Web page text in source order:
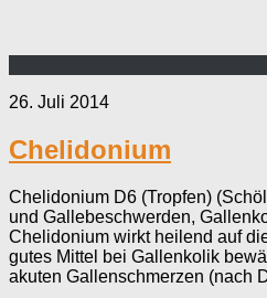
26. Juli 2014
Chelidonium
Chelidonium D6 (Tropfen)
und Gallebeschwerden,
Chelidonium wirkt heilend auf
gutes Mittel bei Gallenkolik
akuten Gallenschmerzen (nach